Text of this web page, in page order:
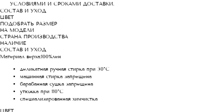
УСЛОВИЯМИ И СРОКАМИ ДОСТАВКИ.
СОСТАВ И УХОД
ЦВЕТ
ПОДОБРАТЬ РАЗМЕР
НА МОДЕЛИ
СТРАНА ПРОИЗВОДСТВА
НАЛИЧИЕ
СОСТАВ И УХОД
Материал верха:100%лен
деликатная ручная стирка при 30°C
машинная стирка запрещена
барабанная сушка запрещена
утюжка при 110°C
специализированная химчистка